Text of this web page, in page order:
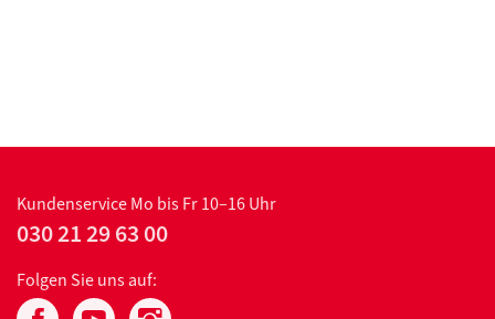
KundenserviceMo bis Fr 10–16 Uhr
030 21 29 63 00
Folgen Sie uns auf: